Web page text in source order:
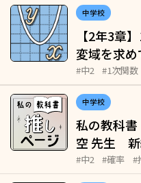
中学校
【2年3章
変域を求め
#中2 #1次関数
中学校
私の教科
空 先生
#中2 #確率 #